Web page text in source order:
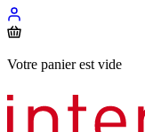
Votre panier est vide